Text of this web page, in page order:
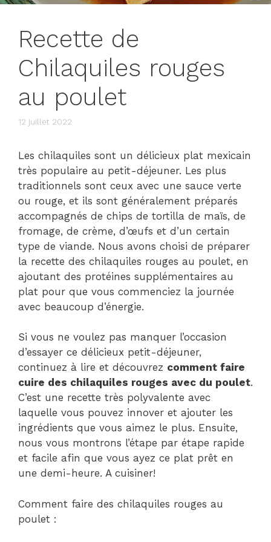
Recette de
Chilaquiles rouges
au poulet
12 juillet 2022
Les chilaquiles sont un délicieux plat mexicain
très populaire au petit-déjeuner. Les plus
traditionnels sont ceux avec une sauce verte
ou rouge, et ils sont généralement préparés
accompagnés de chips de tortilla de maïs, de
fromage, de crème, d’œufs et d’un certain
type de viande. Nous avons choisi de préparer
la recette des chilaquiles rouges au poulet, en
ajoutant des protéines supplémentaires au
plat pour que vous commenciez la journée
avec beaucoup d’énergie.
Si vous ne voulez pas manquer l’occasion
d’essayer ce délicieux petit-déjeuner,
continuez à lire et découvrez comment faire
cuire des chilaquiles rouges avec du poulet.
C’est une recette très polyvalente avec
laquelle vous pouvez innover et ajouter les
ingrédients que vous aimez le plus. Ensuite,
nous vous montrons l’étape par étape rapide
et facile afin que vous ayez ce plat prêt en
une demi-heure. A cuisiner!
Comment faire des chilaquiles rouges au
poulet :